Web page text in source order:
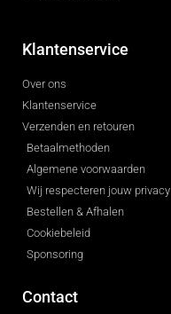
Klantenservice
Over ons
Klantenservice
Verzenden en retouren
Betaalmethoden
Algemene voorwaarden
Wij respecteren jouw privacy
Bestellen & Afhalen
Cookiebeleid
Sponsoring
Contact